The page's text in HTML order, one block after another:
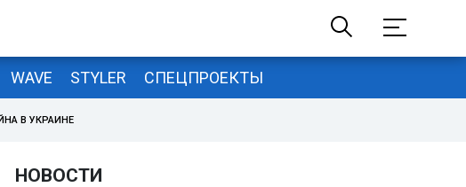
WAVE STYLER СПЕЦПРОЕКТЫ
В УКРАИНЕ
НОВОСТИ